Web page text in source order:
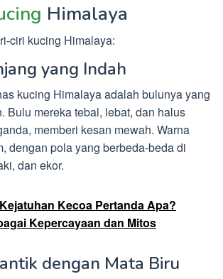
Himalaya
ciri kucing Himalaya:
yang Indah
kucing Himalaya adalah bulunya yang
Bulu mereka tebal, lebat, dan halus
memberi kesan mewah. Warna
dengan pola yang berbeda-beda di
dan ekor.
Kejatuhan Kecoa Pertanda Apa?
Kepercayaan dan Mitos
dengan Mata Biru